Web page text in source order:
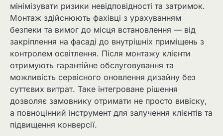
мінімізувати ризики невідповідності та затримок.
Монтаж здійснюють фахівці з урахуванням
безпеки та вимог до місця встановлення — від
закріплення на фасаді до внутрішніх приміщень з
контролем освітлення. Після монтажу клієнти
отримують гарантійне обслуговування та
можливість сервісного оновлення дизайну без
суттєвих витрат. Таке інтегроване рішення
дозволяє замовнику отримати не просто вивіску,
а повноцінний інструмент для залучення клієнтів та
підвищення конверсії.